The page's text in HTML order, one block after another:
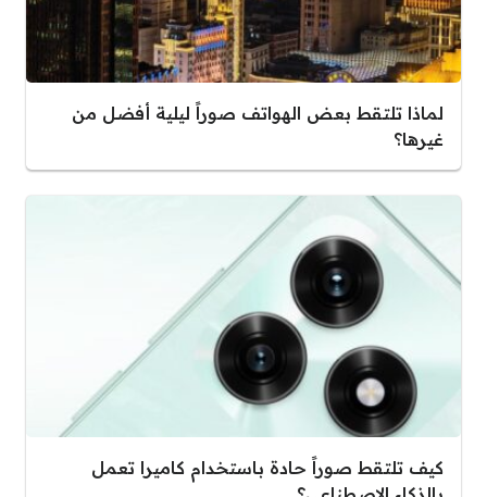
لماذا تلتقط بعض الهواتف صوراً ليلية أفضل من
غيرها؟
كيف تلتقط صوراً حادة باستخدام كاميرا تعمل